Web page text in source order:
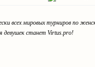
всех мировых турниров по
девушек станет Virtus.pro!